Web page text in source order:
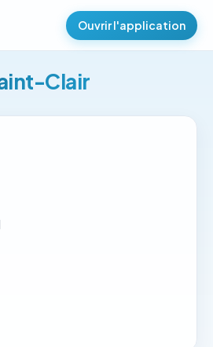
Ouvrir l'application
Clair